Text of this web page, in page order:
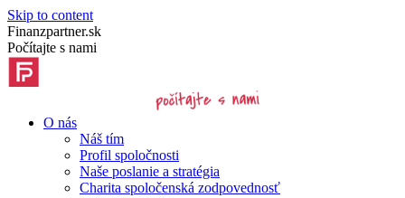
Skip to content
Finanzpartner.sk
Počítajte s nami
O nás
Náš tím
Profil spoločnosti
Naše poslanie a stratégia
Charita spoločenská zodpovednosť